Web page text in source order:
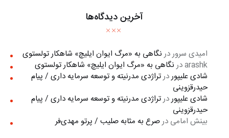
آخرین دیدگاه‌ها
امیدی سروردر نگاهی به «مرگ ايوان ايليچ» شاهکار تولستوی
arashkدر نگاهی به «مرگ ايوان ايليچ» شاهکار تولستوی
شادی علیپوردرتراژدی مدرنیته و توسعه سرمایه داری / پیام
حیدرقزوینی
شادی علیپوردرتراژدی مدرنیته و توسعه سرمایه داری / پیام
حیدرقزوینی
بینش امامی درصرع به مثابه صلیب / پرتو مهدی‌فر